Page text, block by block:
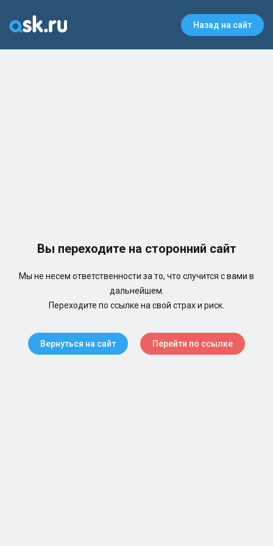
Назад на сайт
Вы переходите на сторонний сайт
Мы не несем ответственности за то, что случится с вами в
дальнейшем.
Переходите по ссылке на свой страх и риск.
Вернуться на сайт Перейти по ссылке